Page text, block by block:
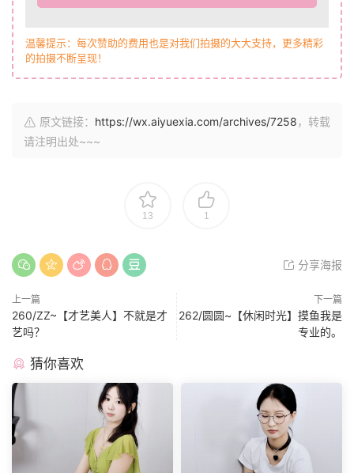
温馨提示：每次赞助的费用也是对我们拍摄的大大支持，更多精彩
的拍摄不断呈现！
原文链接： https://wx.aiyuexia.com/archives/7258，转载
请注明出处~~~
13 1
分享海报
上一篇
260/ZZ~【才艺美人】不就是才
艺吗？
下一篇
262/圆圆~【休闲时光】摸鱼我是
专业的。
猜你喜欢